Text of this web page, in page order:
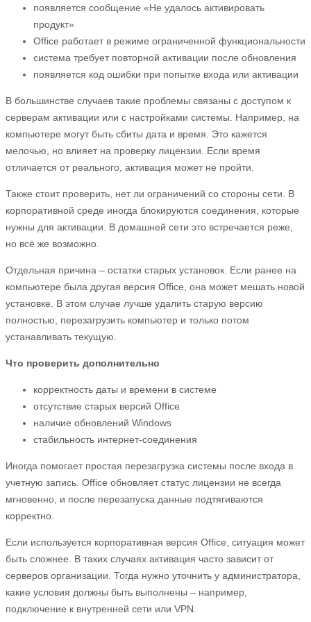
появляется сообщение «Не удалось активировать
продукт»
Office работает в режиме ограниченной функциональности
система требует повторной активации после обновления
появляется код ошибки при попытке входа или активации
В большинстве случаев такие проблемы связаны с доступом к
серверам активации или с настройками системы. Например, на
компьютере могут быть сбиты дата и время. Это кажется
мелочью, но влияет на проверку лицензии. Если время
отличается от реального, активация может не пройти.
Также стоит проверить, нет ли ограничений со стороны сети. В
корпоративной среде иногда блокируются соединения, которые
нужны для активации. В домашней сети это встречается реже,
но всё же возможно.
Отдельная причина – остатки старых установок. Если ранее на
компьютере была другая версия Office, она может мешать новой
установке. В этом случае лучше удалить старую версию
полностью, перезагрузить компьютер и только потом
устанавливать текущую.
Что проверить дополнительно
корректность даты и времени в системе
отсутствие старых версий Office
наличие обновлений Windows
стабильность интернет-соединения
Иногда помогает простая перезагрузка системы после входа в
учетную запись. Office обновляет статус лицензии не всегда
мгновенно, и после перезапуска данные подтягиваются
корректно.
Если используется корпоративная версия Office, ситуация может
быть сложнее. В таких случаях активация часто зависит от
серверов организации. Тогда нужно уточнить у администратора,
какие условия должны быть выполнены – например,
подключение к внутренней сети или VPN.